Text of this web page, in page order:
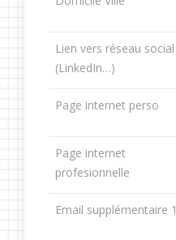
Lien vers réseau social
(LinkedIn…)
Page internet perso
Page internet
profesionnelle
Email supplémentaire 1